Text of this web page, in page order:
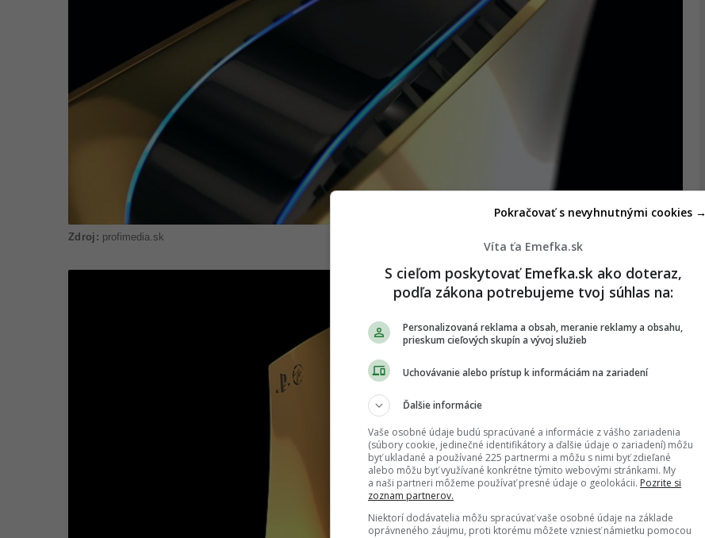
profimedia.sk
Víta ťa Emefka.sk
S cieľom poskytovať Emefka.sk ako doteraz,
podľa zákona potrebujeme tvoj súhlas na:
Personalizovaná reklama a obsah, meranie reklamy a obsahu,
prieskum cieľových skupín a vývoj služieb
Uchovávanie alebo prístup k informáciám na zariadení
Ďalšie informácie
Vaše osobné údaje budú spracúvané a informácie z vášho zariadenia
(súbory cookie, jedinečné identifikátory a ďalšie údaje o zariadení) môžu
byť ukladané a používané 225 partnermi a môžu s nimi byť zdieľané
alebo môžu byť využívané konkrétne týmito webovými stránkami. My
a naši partneri môžeme používať presné údaje o geolokácii. Pozrite si
zoznam partnerov.
Niektorí dodávatelia môžu spracúvať vaše osobné údaje na základe
oprávneného záujmu, proti ktorému môžete vzniesť námietku pomocou
Pokračovať s nevyhnutnými cookies →